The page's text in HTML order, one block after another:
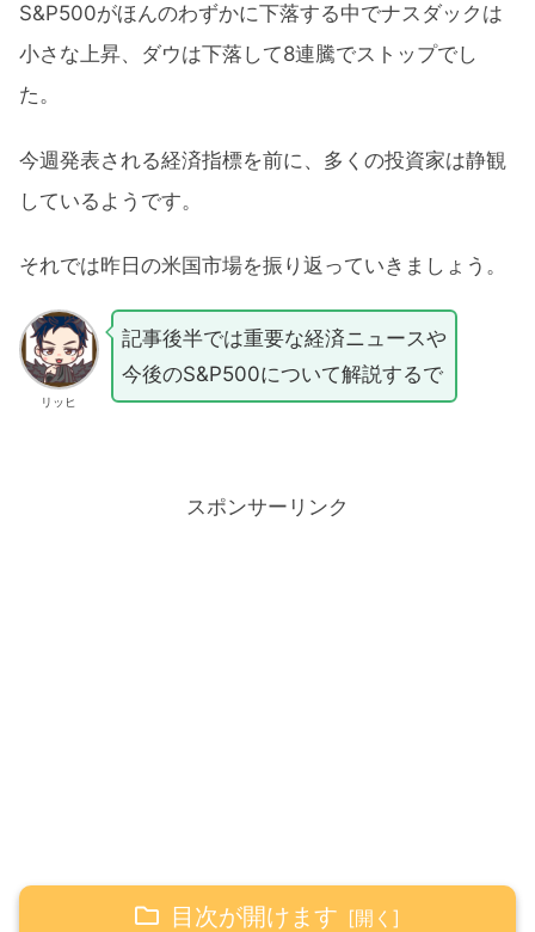
S&P500がほんのわずかに下落する中でナスダックは
小さな上昇、ダウは下落して8連騰でストップでし
た。
今週発表される経済指標を前に、多くの投資家は静観
しているようです。
それでは昨日の米国市場を振り返っていきましょう。
リッヒ
記事後半では重要な経済ニュースや
今後のS&P500について解説するで
スポンサーリンク
目次が開けます